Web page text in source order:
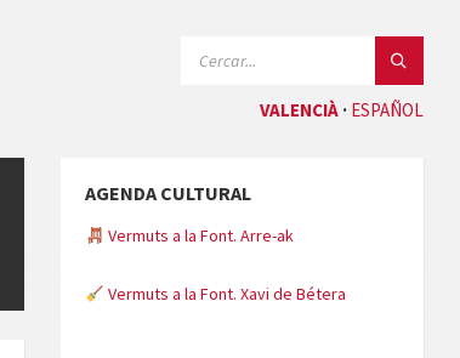
VALENCIÀ ESPAÑOL
AGENDA CULTURAL
Vermuts a la Font. Arre-ak
Vermuts a la Font. Xavi de Bétera